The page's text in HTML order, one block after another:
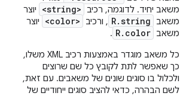
משאב יחיד. לדוגמה, רכיב
<string>
יוצר
משאב
R.string , ורכיב <color>
יוצר
משאב R.color
.
כל משאב מוגדר באמצעות רכיב XML משלו,
כך שאפשר לתת לקובץ כל שם שרוצים
ולכלול בו סוגים שונים של משאבים. עם זאת,
לשם הבהרה, כדאי להציב סוגים ייחודיים של